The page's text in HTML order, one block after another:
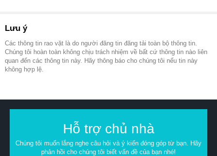
Lưu ý
Các thông tin rao vặt là do người đăng tin đăng tải toàn bộ thông tin.
Chúng tôi hoàn toàn không chịu trách nhiệm về bất cứ thông tin nào liên
quan đến các thông tin này. Hãy thông báo cho chúng tôi nếu tin này
không hợp lệ.
Hỗ trợ chủ nhà
Chúng tôi muốn lắng nghe câu hỏi và ý kiến đóng góp từ bạn. Hãy
phản hồi cho chúng tôi biết vấn đề của bạn nhé!